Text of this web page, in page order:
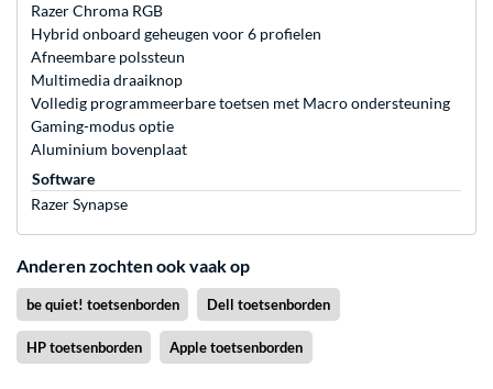
Razer Chroma RGB
Hybrid onboard geheugen voor 6 profielen
Afneembare polssteun
Multimedia draaiknop
Volledig programmeerbare toetsen met Macro ondersteuning
Gaming-modus optie
Aluminium bovenplaat
Software
Razer Synapse
Anderen zochten ook vaak op
be quiet! toetsenborden Dell toetsenborden
HP toetsenborden Apple toetsenborden